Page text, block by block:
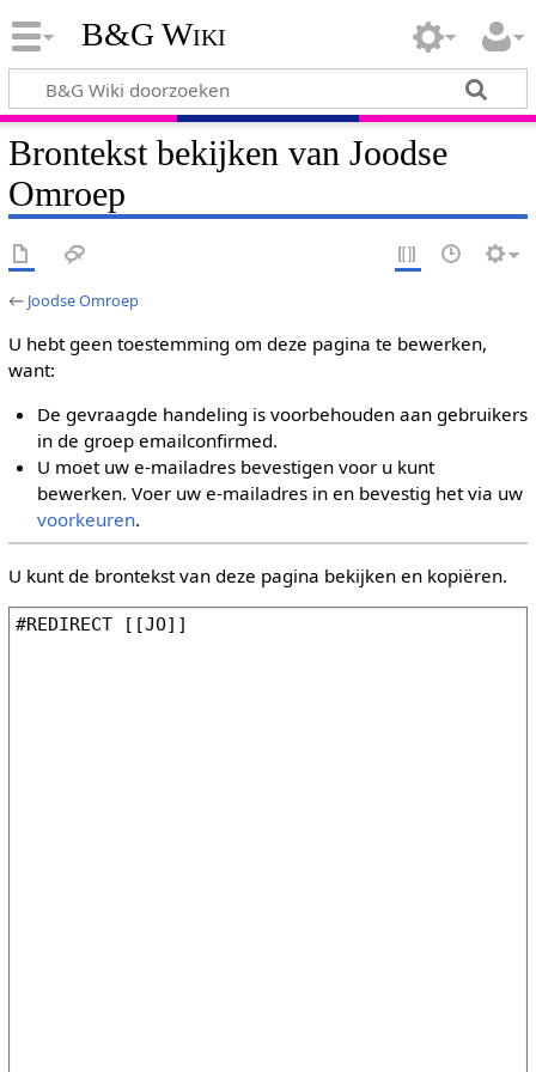
B&G Wiki
Brontekst bekijken van Joodse
Omroep
← Joodse Omroep
U hebt geen toestemming om deze pagina te bewerken,
want:
De gevraagde handeling is voorbehouden aan gebruikers
in de groep emailconfirmed.
U moet uw e-mailadres bevestigen voor u kunt
bewerken. Voer uw e-mailadres in en bevestig het via uw
voorkeuren.
U kunt de brontekst van deze pagina bekijken en kopiëren.